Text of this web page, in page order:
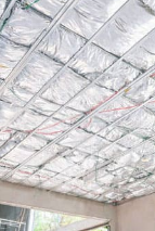
balenie
zloženie,
procesy, a
udržateľnosť.